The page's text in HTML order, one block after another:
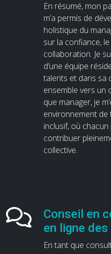
En résumé, mon
m’a permis de
holistique du
sur la confiance,
collaboration. Je
d’une équipe
talents et dans sa
ensemble vers un
que manager, je
environnement de
inclusif, où
contribuer
collective.
Conseil en
en ligne
En tant que